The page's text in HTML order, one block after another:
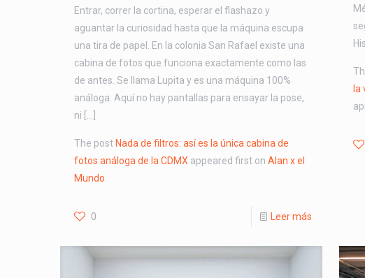
Entrar, correr la cortina, esperar el flashazo y
aguantar la curiosidad hasta que la máquina escupa
una tira de papel. En la colonia San Rafael existe una
cabina de fotos que funciona exactamente como las
de antes. Se llama Lupita y es una máquina 100%
análoga. Aquí no hay pantallas para ensayar la pose,
ni […]
The post Nada de filtros: así es la única cabina de
fotos análoga de la CDMX appeared first on Alan x el
Mundo
0 Leer más
la